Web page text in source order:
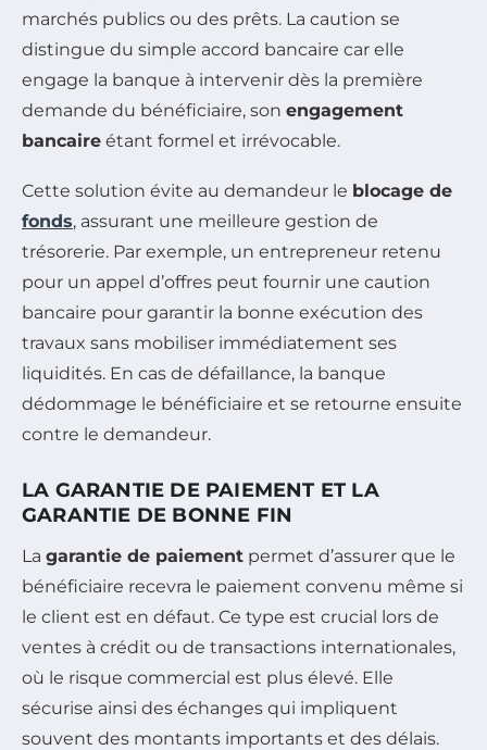
marchés publics ou des prêts. La caution se
distingue du simple accord bancaire car elle
engage la banque à intervenir dès la première
demande du bénéficiaire, son engagement
bancaire étant formel et irrévocable.
Cette solution évite au demandeur le blocage de
fonds, assurant une meilleure gestion de
trésorerie. Par exemple, un entrepreneur retenu
pour un appel d’offres peut fournir une caution
bancaire pour garantir la bonne exécution des
travaux sans mobiliser immédiatement ses
liquidités. En cas de défaillance, la banque
dédommage le bénéficiaire et se retourne ensuite
contre le demandeur.
LA GARANTIE DE PAIEMENT ET LA
GARANTIE DE BONNE FIN
La garantie de paiement permet d’assurer que le
bénéficiaire recevra le paiement convenu même si
le client est en défaut. Ce type est crucial lors de
ventes à crédit ou de transactions internationales,
où le risque commercial est plus élevé. Elle
sécurise ainsi des échanges qui impliquent
souvent des montants importants et des délais.